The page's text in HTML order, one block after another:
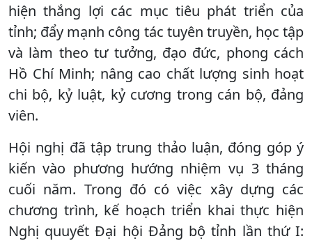
hiện thắng lợi các mục tiêu phát triển của
tỉnh; đẩy mạnh công tác tuyên truyền, học tập
và làm theo tư tưởng, đạo đức, phong cách
Hồ Chí Minh; nâng cao chất lượng sinh hoạt
chi bộ, kỷ luật, kỷ cương trong cán bộ, đảng
viên.
Hội nghị đã tập trung thảo luận, đóng góp ý
kiến vào phương hướng nhiệm vụ 3 tháng
cuối năm. Trong đó có việc xây dựng các
chương trình, kế hoạch triển khai thực hiện
Nghị quuyết Đại hội Đảng bộ tỉnh lần thứ I: